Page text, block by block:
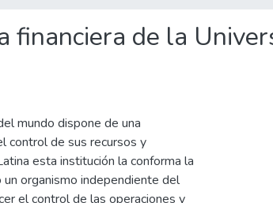
financiera de la
mundo dispone de una
control de sus recursos y
esta institución la conforma la
organismo independiente del
el control de las operaciones у